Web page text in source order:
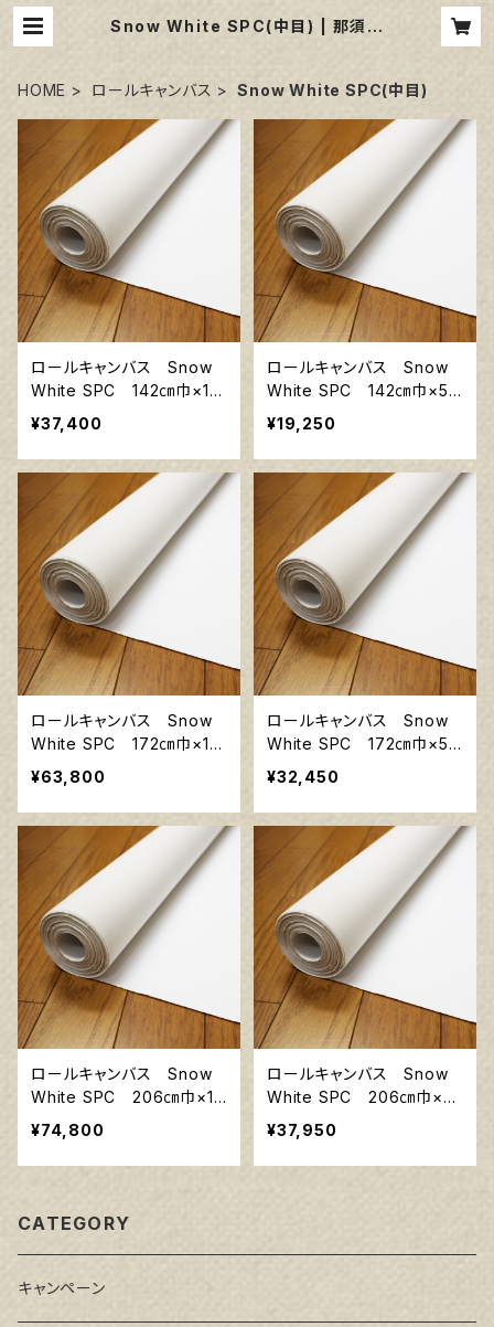
Snow White SPC(中目) | 那須野
HOME ロールキャンバス Snow White SPC(中目)
ロールキャンバス Snow
White SPC 142㎝巾×10
m巻
¥37,400
ロールキャンバス Snow
White SPC 142㎝巾×5m
巻
¥19,250
ロールキャンバス Snow
White SPC 172㎝巾×10
m巻
¥63,800
ロールキャンバス Snow
White SPC 172㎝巾×5m
巻
¥32,450
ロールキャンバス Snow
White SPC 206㎝巾×10
m巻
¥74,800
ロールキャンバス Snow
White SPC 206㎝巾×5
m巻
¥37,950
CATEGORY
キャンペーン